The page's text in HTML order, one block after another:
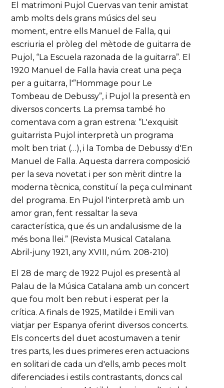
El matrimoni Pujol Cuervas van tenir amistat
amb molts dels grans músics del seu
moment, entre ells Manuel de Falla, qui
escriuria el pròleg del mètode de guitarra de
Pujol, “La Escuela razonada de la guitarra”. El
1920 Manuel de Falla havia creat una peça
per a guitarra, l'”Hommage pour Le
Tombeau de Debussy”, i Pujol la presentà en
diversos concerts. La premsa també ho
comentava com a gran estrena: “L'exquisit
guitarrista Pujol interpretà un programa
molt ben triat (…), i la Tomba de Debussy d'En
Manuel de Falla. Aquesta darrera composició
per la seva novetat i per son mèrit dintre la
moderna tècnica, constituí la peça culminant
del programa. En Pujol l'interpretà amb un
amor gran, fent ressaltar la seva
característica, que és un andalusisme de la
més bona llei.” (Revista Musical Catalana.
Abril-juny 1921, any XVIII, núm. 208-210)
El 28 de març de 1922 Pujol es presentà al
Palau de la Música Catalana amb un concert
que fou molt ben rebut i esperat per la
crítica. A finals de 1925, Matilde i Emili van
viatjar per Espanya oferint diversos concerts.
Els concerts del duet acostumaven a tenir
tres parts, les dues primeres eren actuacions
en solitari de cada un d'ells, amb peces molt
diferenciades i estils contrastants, doncs cal